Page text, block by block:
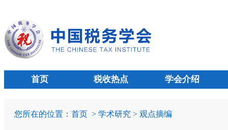
首页 税收热点 学会介绍
您所在的位置： 首页 > 学术研究 > 观点摘编